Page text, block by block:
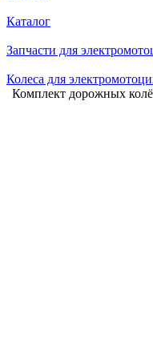
Каталог
Запчасти для
Колеса для
Комплект дорожных